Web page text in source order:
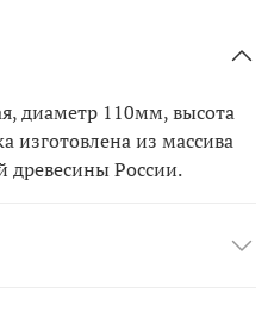
Сделано в России.
диаметр 110мм, высота
изготовлена из массива
древесины России.